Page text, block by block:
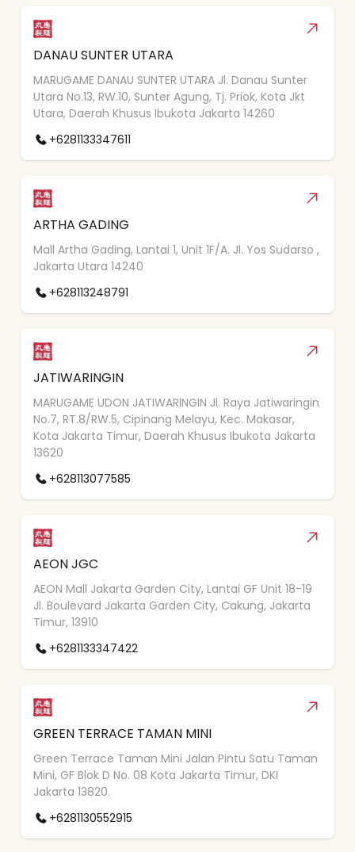
DANAU SUNTER UTARA
MARUGAME DANAU SUNTER UTARA Jl. Danau Sunter
Utara No.13, RW.10, Sunter Agung, Tj. Priok, Kota Jkt
Utara, Daerah Khusus Ibukota Jakarta 14260
+6281133347611
ARTHA GADING
Mall Artha Gading, Lantai 1, Unit 1F/A. Jl. Yos Sudarso ,
Jakarta Utara 14240
+628113248791
JATIWARINGIN
MARUGAME UDON JATIWARINGIN Jl. Raya Jatiwaringin
No.7, RT.8/RW.5, Cipinang Melayu, Kec. Makasar,
Kota Jakarta Timur, Daerah Khusus Ibukota Jakarta
13620
+628113077585
AEON JGC
AEON Mall Jakarta Garden City, Lantai GF Unit 18-19
Jl. Boulevard Jakarta Garden City, Cakung, Jakarta
Timur, 13910
+6281133347422
GREEN TERRACE TAMAN MINI
Green Terrace Taman Mini Jalan Pintu Satu Taman
Mini, GF Blok D No. 08 Kota Jakarta Timur, DKI
Jakarta 13820.
+6281130552915